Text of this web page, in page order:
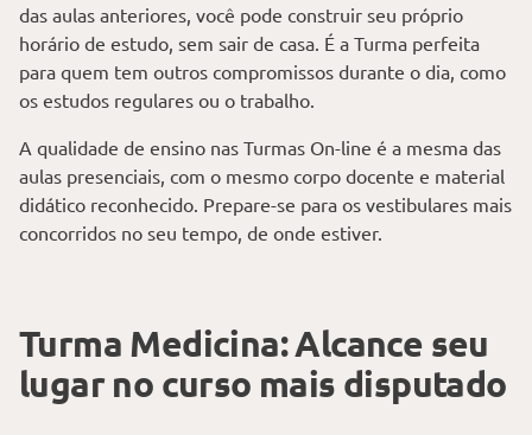
das aulas anteriores, você pode construir seu próprio
horário de estudo, sem sair de casa. É a Turma perfeita
para quem tem outros compromissos durante o dia, como
os estudos regulares ou o trabalho.
A qualidade de ensino nas Turmas On-line é a mesma das
aulas presenciais, com o mesmo corpo docente e material
didático reconhecido. Prepare-se para os vestibulares mais
concorridos no seu tempo, de onde estiver.
Turma Medicina: Alcance seu
lugar no curso mais disputado